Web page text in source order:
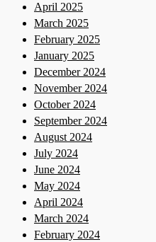
April 2025
March 2025
February 2025
January 2025
December 2024
November 2024
October 2024
September 2024
August 2024
July 2024
June 2024
May 2024
April 2024
March 2024
February 2024